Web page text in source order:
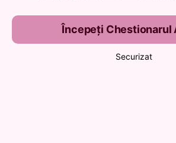
Începeți Chestionarul
Securizat